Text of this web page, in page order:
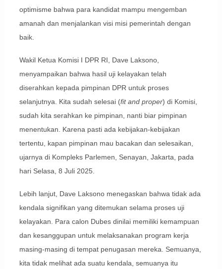
optimisme bahwa para kandidat mampu mengemban
amanah dan menjalankan visi misi pemerintah dengan
baik.
Wakil Ketua Komisi I DPR RI, Dave Laksono,
menyampaikan bahwa hasil uji kelayakan telah
diserahkan kepada pimpinan DPR untuk proses
selanjutnya. Kita sudah selesai (fit and proper) di Komisi,
sudah kita serahkan ke pimpinan, nanti biar pimpinan
menentukan. Karena pasti ada kebijakan-kebijakan
tertentu, kapan pimpinan mau bacakan dan selesaikan,
ujarnya di Kompleks Parlemen, Senayan, Jakarta, pada
hari Selasa, 8 Juli 2025.
Lebih lanjut, Dave Laksono menegaskan bahwa tidak ada
kendala signifikan yang ditemukan selama proses uji
kelayakan. Para calon Dubes dinilai memiliki kemampuan
dan kesanggupan untuk melaksanakan program kerja
masing-masing di tempat penugasan mereka. Semuanya,
kita tidak melihat ada suatu kendala, semuanya itu